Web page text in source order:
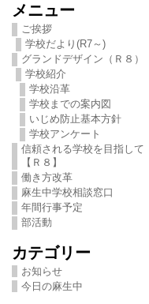
メニュー
ご挨拶
学校だより(R7～)
グランドデザイン（Ｒ８）
学校紹介
学校沿革
学校までの案内図
いじめ防止基本方針
学校アンケート
信頼される学校を目指して
【Ｒ８】
働き方改革
麻生中学校相談窓口
年間行事予定
部活動
カテゴリー
お知らせ
今日の麻生中